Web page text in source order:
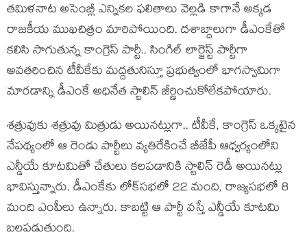
తమిళనాట అసెంబ్లీ ఎన్నికల ఫలితాలు వెల్లడి కాగానే అక్కడ
రాజకీయ ముఖచిత్రం మారిపోయింది. దశాబ్దాలుగా డీఎంకేతో
కలిసి సాగుతున్న కాంగ్రెస్ పార్టీ.. సింగిల్ లార్జెస్ట్ పార్టీగా
అవతరించిన టీవీకేకు మద్దతునిస్తూ ప్రభుత్వంలో భాగస్వామిగా
మారడాన్ని డీఎంకే అధినేత స్టాలిన్ జీర్ణించుకోలేకపోయారు.
శత్రువుకు శత్రువు మిత్రుడు అయినట్లుగా.. టీవీకే, కాంగ్రెస్ ఒక్కటైన
నేపథ్యంలో ఆ రెండు పార్టీలు వ్యతిరేకించే బీజేపీ ఆధ్వర్యంలోని
ఎన్డీయే కూటమితో చేతులు కలపడానికి స్టాలిన్ రెడీ అయినట్లు
భావిస్తున్నారు. డీఎంకేకు లోక్‌సభలో 22 మంది, రాజ్యసభలో 8
మంది ఎంపీలు ఉన్నారు. కాబట్టి ఆ పార్టీ వస్తే ఎన్డీయే కూటమి
బలపడుతుంది.